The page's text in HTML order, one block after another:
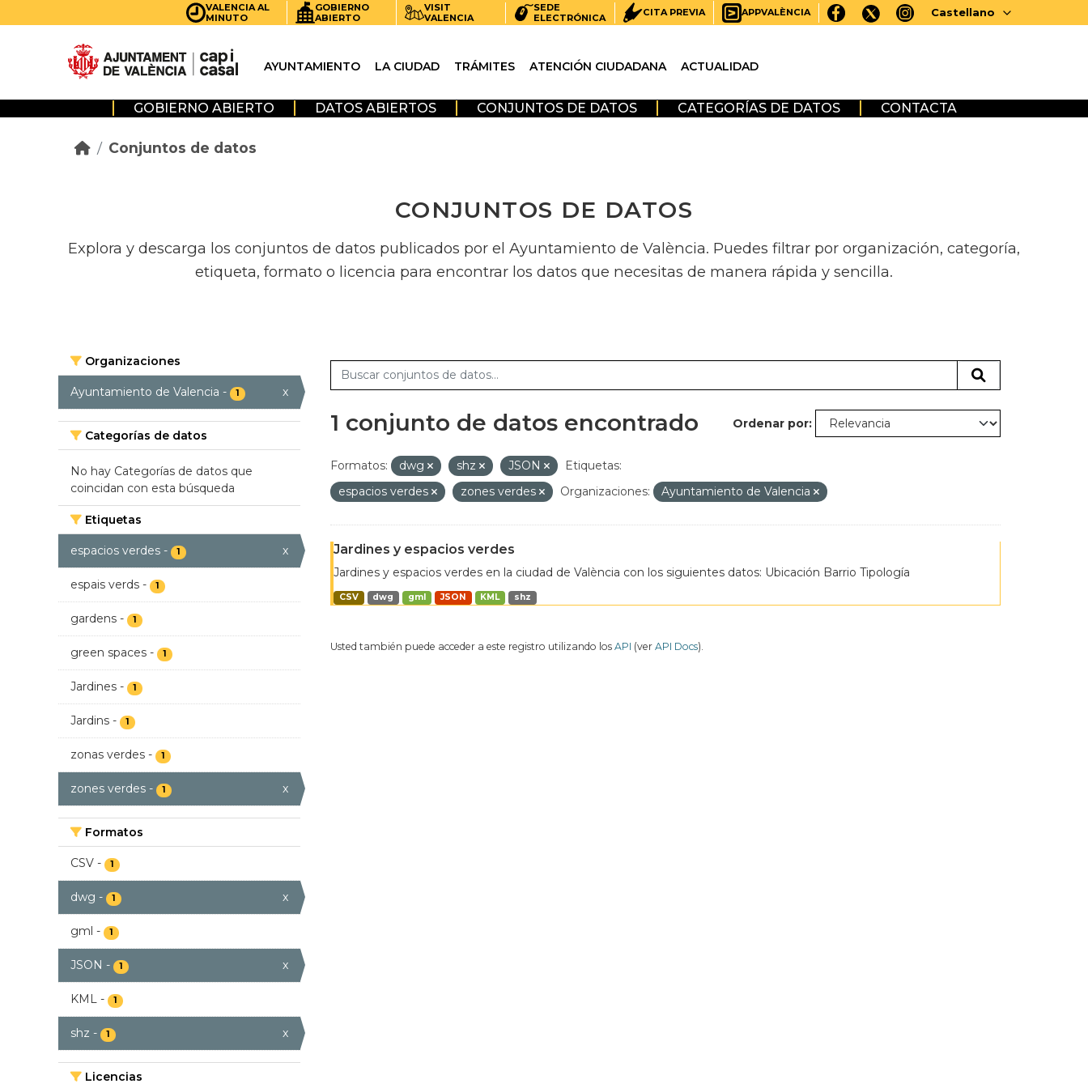
VALENCIA AL
MINUTO
GOBIERNO
ABIERTO
VISIT
VALENCIA
SEDE
ELECTRÓNICA
CITA PREVIA APPVALÈNCIA Castellano
AYUNTAMIENTO LA CIUDAD TRÁMITES ATENCIÓN CIUDADANA ACTUALIDAD
GOBIERNO ABIERTO DATOS ABIERTOS CONJUNTOS DE DATOS CATEGORÍAS DE DATOS CONTACTA
Conjuntos de datos
CONJUNTOS DE DATOS
Explora y descarga los conjuntos de datos publicados por el Ayuntamiento de València. Puedes filtrar por organización, categoría,
etiqueta, formato o licencia para encontrar los datos que necesitas de manera rápida y sencilla.
Organizaciones
Ayuntamiento de Valencia - 1 x
Categorías de datos
No hay Categorías de datos que
coincidan con esta búsqueda
Etiquetas
espacios verdes - 1 x
espais verds - 1
gardens - 1
green spaces - 1
Jardines - 1
Jardins - 1
zonas verdes - 1
zones verdes - 1 x
Formatos
CSV - 1
dwg - 1 x
gml - 1
JSON - 1 x
KML - 1
shz - 1 x
Licencias
Ordenar por
1 conjunto de datos encontrado
Formatos: dwg shz JSON
Etiquetas:
espacios verdes
zones verdes Organizaciones: Ayuntamiento de Valencia
Jardines y espacios verdes
Jardines y espacios verdes en la ciudad de València con los siguientes datos: Ubicación Barrio Tipología
CSV dwg gml JSON KML shz
Usted también puede acceder a este registro utilizando los API (ver API Docs).